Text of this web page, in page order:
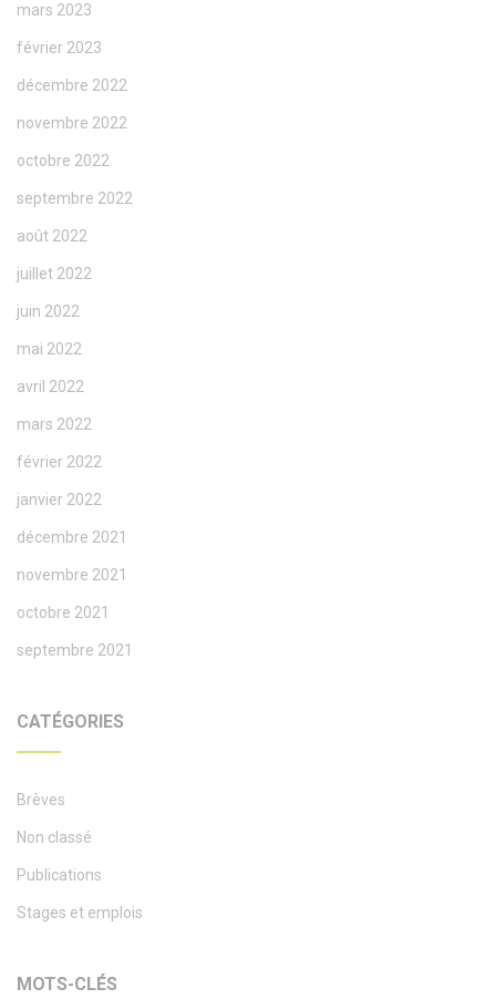
mars 2023
février 2023
décembre 2022
novembre 2022
octobre 2022
septembre 2022
août 2022
juillet 2022
juin 2022
mai 2022
avril 2022
mars 2022
février 2022
janvier 2022
décembre 2021
novembre 2021
octobre 2021
septembre 2021
CATÉGORIES
Brèves
Non classé
Publications
Stages et emplois
MOTS-CLÉS